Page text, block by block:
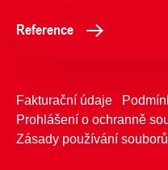
Reference
Fakturační údaje
Prohlášení o ochranně
Zásady používání